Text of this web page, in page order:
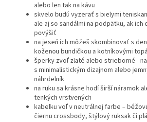
alebo len tak na kávu
skvelo budú vyzerať s bielymi
ale aj so sandálmi na podpätku, ak ich
povýšiť
na jeseň ich môžeš skombinovať s
koženou bundičkou a kotníkovými
šperky zvoľ zlaté alebo strieborné -
s minimalistickým dizajnom alebo
náhrdelník
na ruku sa krásne hodí širší náramok
tenkých vrstvených
kabelku voľ v neutrálnej farbe –
čiernu crossbody, štýlový ruksak či